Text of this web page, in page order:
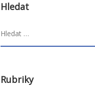
Hledat
Rubriky